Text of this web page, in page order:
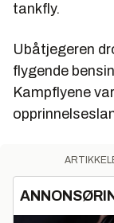
tankfly.
Ubåtjegeren
flygende
Kampflyene